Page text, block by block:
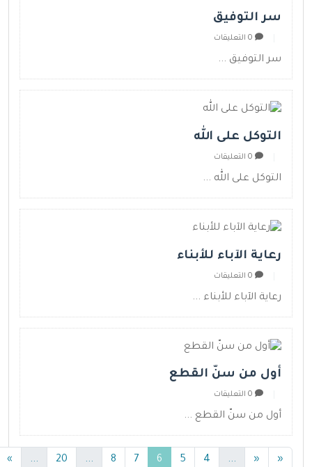
سر التوفيق
سر التوفيق ...
التوكل على الله
التوكل على الله ...
رعاية الآباء للأبناء
رعاية الآباء للأبناء ...
أول من سنّ القطع
أول من سنّ القطع ...
«
«
...
4
5
6
7
8
...
20
...
»